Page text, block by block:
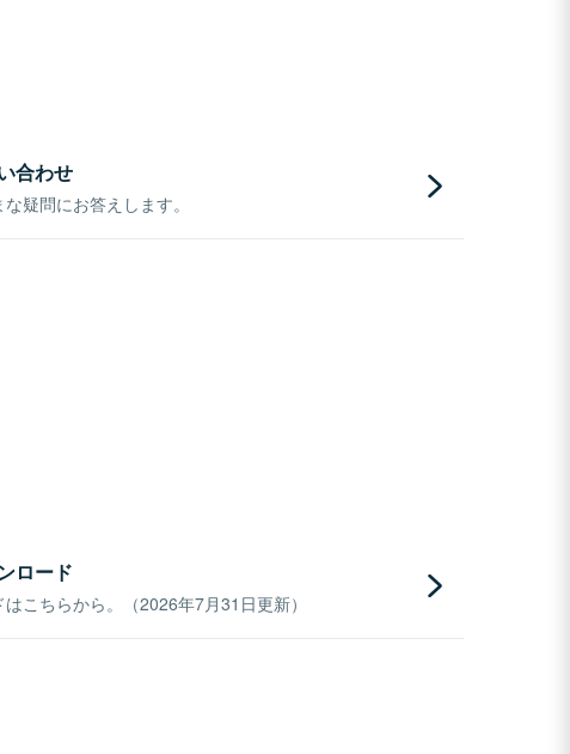
合わせ
疑問にお答えします。
ロード
こちらから。（2026年7月31日更新）